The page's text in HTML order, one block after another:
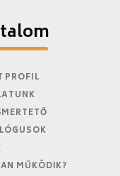
PROFIL
MŰKÖDIK?